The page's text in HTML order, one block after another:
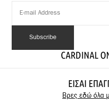
CARDINAL
ΕΊΣΑΙ
Βρες εδώ όλα